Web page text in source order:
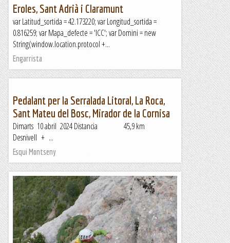
Eroles, Sant Adrià i Claramunt
var Latitud_sortida = 42.173220; var Longitud_sortida =
0.816259; var Mapa_defecte = 'ICC'; var Domini = new
String(window.location.protocol +...
Engarrista
Pedalant per la Serralada Litoral, La Roca,
Sant Mateu del Bosc, Mirador de la Cornisa
Dimarts 10 abril 2024 Distancia 45,9 km
Desnivell + ...
Esqui Montseny